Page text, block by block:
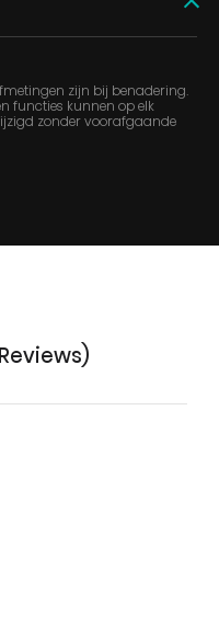
zijn bij benadering.
functies kunnen op elk
zonder voorafgaande